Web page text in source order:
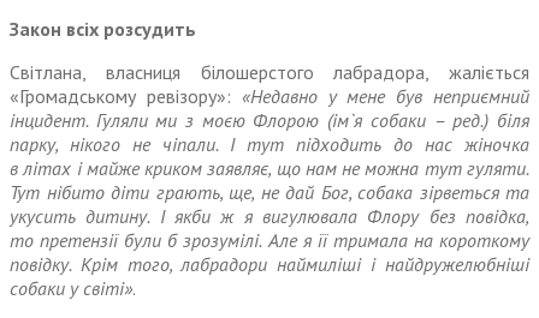
Закон всіх розсудить
Світлана, власниця білошерстого лабрадора, жаліється
«Громадському ревізору»: «Недавно у мене був неприємний
інцидент. Гуляли ми з моєю Флорою (ім`я собаки – ред.) біля
парку, нікого не чіпали. І тут підходить до нас жіночка
в літах і майже криком заявляє, що намнеможна тут гуляти.
Тут нібито діти грають, ще, не дай Бог, собака зірветься та
укусить дитину. І якби ж я вигулювала Флору без повідка,
то претензії були б зрозумілі. Але я її тримала на короткому
повідку. Крім того, лабрадори наймиліші і найдружелюбніші
собаки у світі».